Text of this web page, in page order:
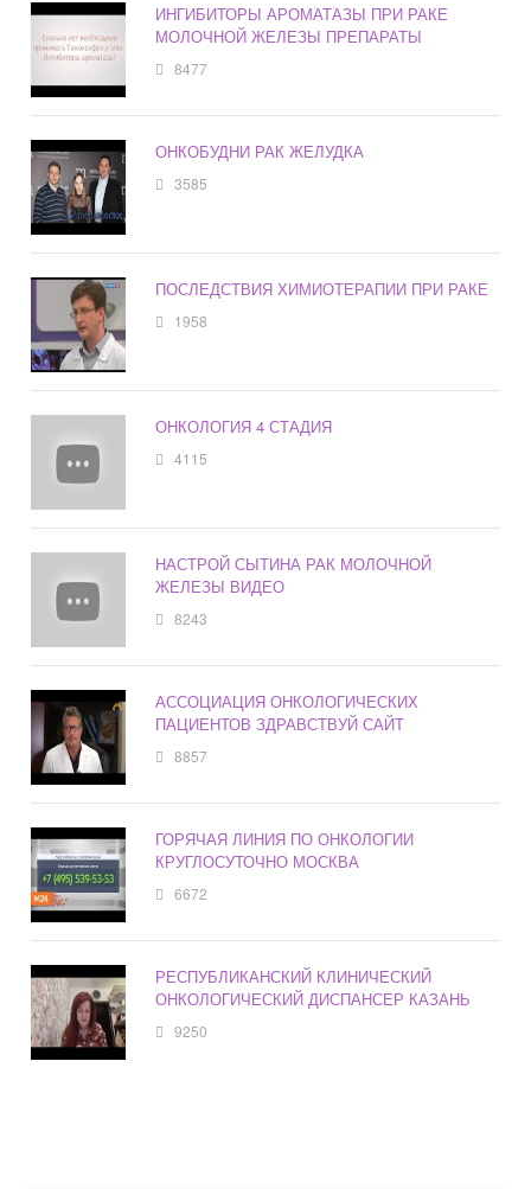
ИНГИБИТОРЫ АРОМАТАЗЫ ПРИ РАКЕ
МОЛОЧНОЙ ЖЕЛЕЗЫ ПРЕПАРАТЫ
8477
ОНКОБУДНИ РАК ЖЕЛУДКА
3585
ПОСЛЕДСТВИЯ ХИМИОТЕРАПИИ ПРИ РАКЕ
1958
ОНКОЛОГИЯ 4 СТАДИЯ
4115
НАСТРОЙ СЫТИНА РАК МОЛОЧНОЙ
ЖЕЛЕЗЫ ВИДЕО
8243
АССОЦИАЦИЯ ОНКОЛОГИЧЕСКИХ
ПАЦИЕНТОВ ЗДРАВСТВУЙ САЙТ
8857
ГОРЯЧАЯ ЛИНИЯ ПО ОНКОЛОГИИ
КРУГЛОСУТОЧНО МОСКВА
6672
РЕСПУБЛИКАНСКИЙ КЛИНИЧЕСКИЙ
ОНКОЛОГИЧЕСКИЙ ДИСПАНСЕР КАЗАНЬ
9250